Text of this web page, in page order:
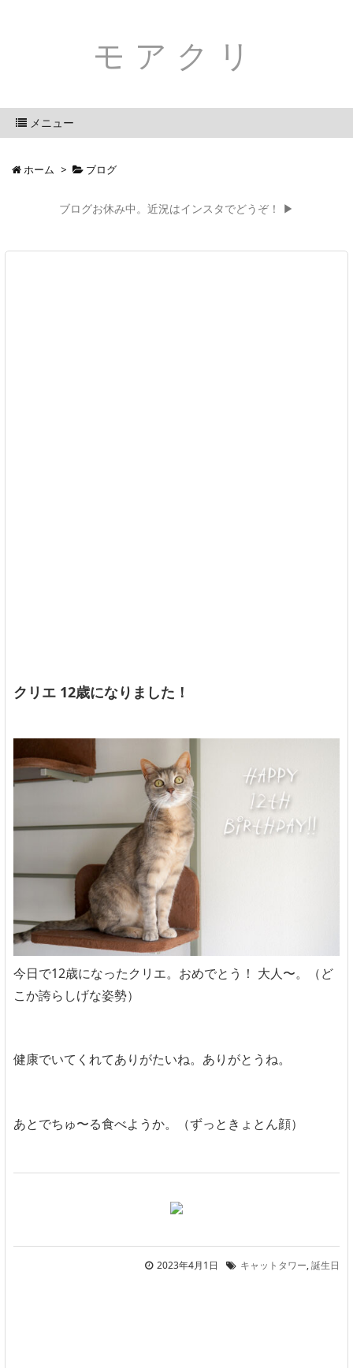
モアクリ
メニュー
ホーム > ブログ
ブログお休み中。近況はインスタでどうぞ！ ▶
クリエ 12歳になりました！
今日で12歳になったクリエ。おめでとう！ 大人〜。（ど
こか誇らしげな姿勢）
健康でいてくれてありがたいね。ありがとうね。
あとでちゅ〜る食べようか。（ずっときょとん顔）
2023年4月1日 キャットタワー,誕生日